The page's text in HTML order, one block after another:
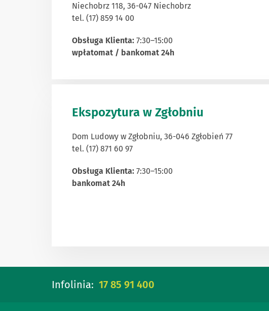
Niechobrz 118, 36-047 Niechobrz
tel. (17) 859 14 00
Obsługa Klienta: 7:30–15:00
wpłatomat / bankomat 24h
Ekspozytura w Zgłobniu
Dom Ludowy w Zgłobniu, 36-046 Zgłobień 77
tel. (17) 871 60 97
Obsługa Klienta: 7:30–15:00
bankomat 24h
Infolinia: 17 85 91 400